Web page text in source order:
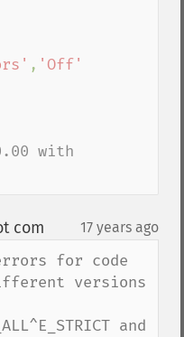
, 'Off'
with
com 17 years ago
for code
versions
and